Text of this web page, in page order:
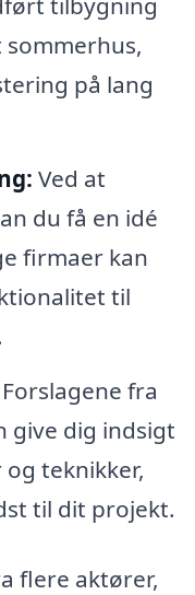
på lang
Ved at
du få en idé
firmaer kan
til
Forslagene fra
give dig indsigt
teknikker,
til dit projekt.
flere aktører,